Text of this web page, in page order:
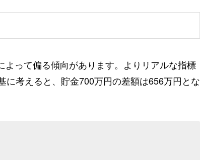
って偏る傾向があります。よりリアルな指標
考えると、貯金700万円の差額は656万円とな